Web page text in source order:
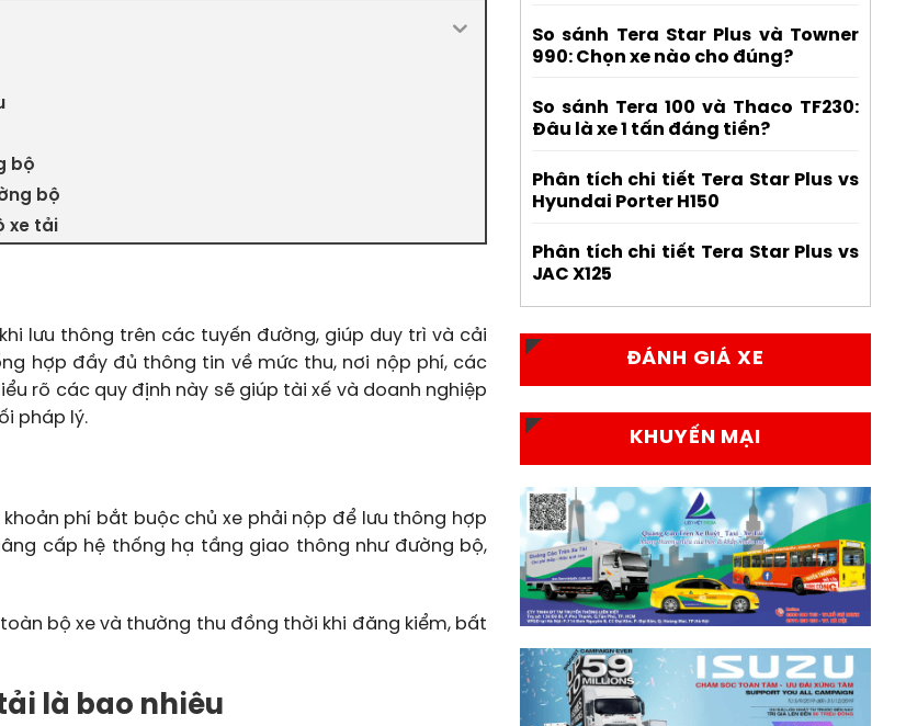
bộ
bộ
xe tải
lưu thông trên các tuyến đường, giúp duy trì và cải
hợp đầy đủ thông tin về mức thu, nơi nộp phí, các
rõ các quy định này sẽ giúp tài xế và doanh nghiệp
pháp lý.
phí bắt buộc chủ xe phải nộp để lưu thông hợp
cấp hệ thống hạ tầng giao thông như đường bộ,
bộ xe và thường thu đồng thời khi đăng kiểm, bất
là bao nhiêu
So sánh Tera Star Plus và Towner
990: Chọn xe nào cho đúng?
So sánh Tera 100 và Thaco TF230:
Đâu là xe 1 tấn đáng tiền?
Phân tích chi tiết Tera Star Plus vs
Hyundai Porter H150
Phân tích chi tiết Tera Star Plus vs
JAC X125
ĐÁNH GIÁ XE
KHUYẾN MẠI